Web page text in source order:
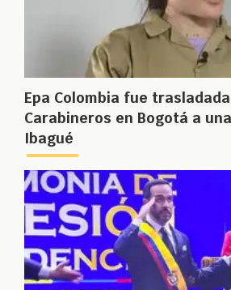
Epa Colombia fue
Carabineros en Bogotá a
Ibagué